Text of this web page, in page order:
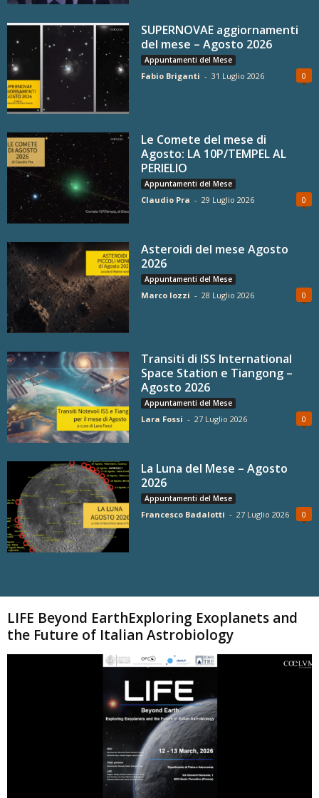
SUPERNOVAE aggiornamenti
del mese – Agosto 2026
Appuntamenti del Mese
Fabio Briganti - 31 Luglio 2026 0
Le Comete del mese di
Agosto: LA 10P/TEMPEL AL
PERIELIO
Appuntamenti del Mese
Claudio Pra - 29 Luglio 2026 0
Asteroidi del mese Agosto
2026
Appuntamenti del Mese
Marco Iozzi - 28 Luglio 2026 0
Transiti di ISS International
Space Station e Tiangong –
Agosto 2026
Appuntamenti del Mese
Lara Fossi - 27 Luglio 2026 0
La Luna del Mese – Agosto
2026
Appuntamenti del Mese
Francesco Badalotti - 27 Luglio 2026 0
LIFE Beyond EarthExploring Exoplanets and
the Future of Italian Astrobiology